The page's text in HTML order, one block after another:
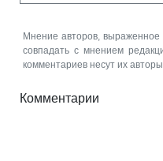
Мнение авторов, выраженное
совпадать с мнением
комментариев несут их
Комментарии